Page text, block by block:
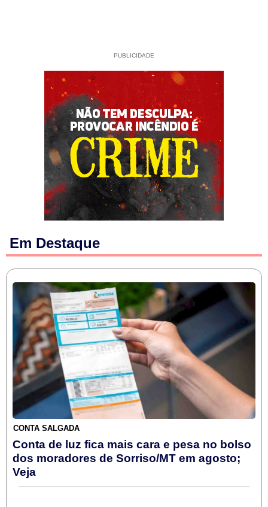
PUBLICIDADE
Em Destaque
CONTA SALGADA
Conta de luz fica mais cara e pesa no bolso
dos moradores de Sorriso/MT em agosto;
Veja